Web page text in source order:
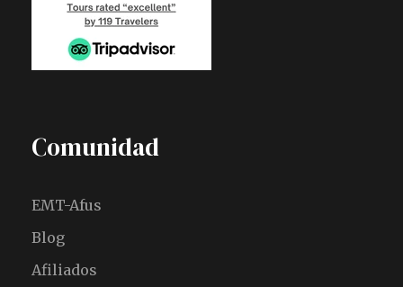
Comunidad
EMT-Afus
Blog
Afiliados